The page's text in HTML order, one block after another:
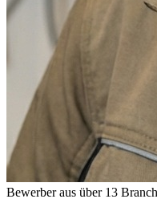
Bewerber aus über 13